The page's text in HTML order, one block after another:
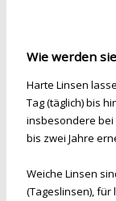
Wie werden
Harte Linsen
Tag (täglich) bis
insbesondere bei
bis zwei Jahre
Weiche Linsen
(Tageslinsen), für